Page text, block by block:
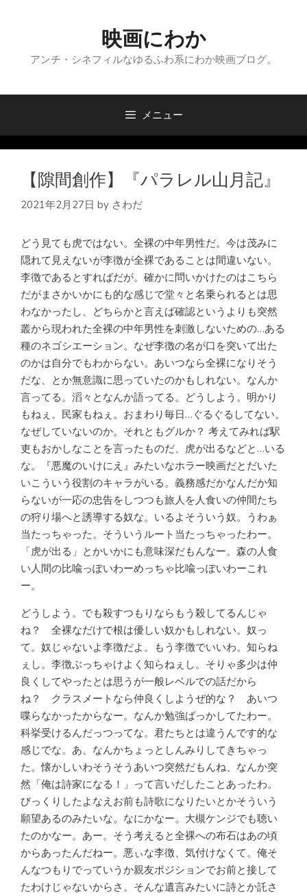
へ
映画にわか
アンチ・シネフィルなゆるふわ系にわか映画ブログ。
メニュー
【隙間創作】『パラレル山月記』
2021年2月27日 by さわだ
どう見ても虎ではない。全裸の中年男性だ。今は茂みに
隠れて見えないが李徴が全裸であることは間違いない。
李徴であるとすればだが。確かに問いかけたのはこちら
だがまさかいかにも的な感じで堂々と名乗られるとは思
わなかったし、どちらかと言えば確認というよりも突然
叢から現われた全裸の中年男性を刺激しないための…ある
種のネゴシエーション。なぜ李徴の名が口を突いて出た
のかは自分でもわからない。あいつなら全裸になりそう
だな、とか無意識に思っていたのかもしれない。なんか
言ってる。滔々となんか語ってる。どうしよう。明かり
もねぇ。民家もねぇ。おまわり毎日…ぐるぐるしてない。
なぜしていないのか。それともグルか？ 考えてみれば駅
吏もおかしなことを言ったものだ、虎が出るなどと…いる
な。『悪魔のいけにえ』みたいなホラー映画だとだいた
いこういう役割のキャラがいる。義務感だかなんだか知
らないが一応の忠告をしつつも旅人を人食いの仲間たち
の狩り場へと誘導する奴な。いるよそういう奴。うわぁ
当たっちゃった。そういうルート当たっちゃったわー。
「虎が出る」とかいかにも意味深だもんなー。森の人食
い人間の比喩っぽいわーめっちゃ比喩っぽいわーこれ
ー。
どうしよう。でも殺すつもりならもう殺してるんじゃ
ね？ 全裸なだけで根は優しい奴かもしれない。奴っ
て。奴じゃないよ李徴だよ。もう李徴でいいわ。知らね
ぇし。李徴ぶっちゃけよく知らねぇし。そりゃ多少は仲
良くしてやったとは思うが一般レベルでの話だから
ね？ クラスメートなら仲良くしようぜ的な？ あいつ
喋らなかったからなー。なんか勉強ばっかしてたわー。
科挙受けるんだっつってな。君たちとは違うんです的な
感じでな。あ、なんかちょっとしんみりしてきちゃっ
た。懐かしいわそうそうあいつ突然だもんね、なんか突
然「俺は詩家になる！」って言いだしたことあったわ。
びっくりしたよなえお前も詩歌になりたいとかそういう
願望あるのみたいな。なにかなー。大槻ケンジでも聴い
たのかなー。あー。そう考えると全裸への布石はあの頃
からあったんだねー。悪ぃな李徴、気付けなくて。俺そ
んなつもりでっていうか親友ポジションでお前と接して
たわけじゃないからさ。そんな遺言みたいに詩とか託さ